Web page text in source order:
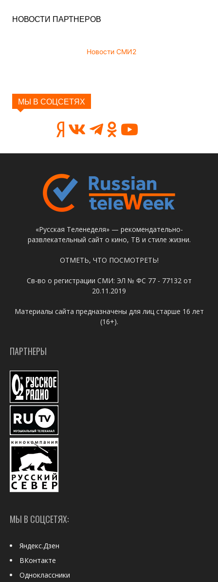
НОВОСТИ ПАРТНЕРОВ
Новости СМИ2
МЫ В СОЦСЕТЯХ
«Русская Теленеделя» — рекомендательно-
развлекательный сайт о кино, ТВ и стиле жизни.
ОТМЕТЬ, ЧТО ПОСМОТРЕТЬ!
Св-во о регистрации СМИ: ЭЛ № ФС 77 - 77132 от
20.11.2019
Материалы сайта предназначены для лиц старше 16 лет
(16+).
ПАРТНЕРЫ
МЫ В СОЦСЕТЯХ:
Яндекс.Дзен
ВКонтакте
Одноклассники